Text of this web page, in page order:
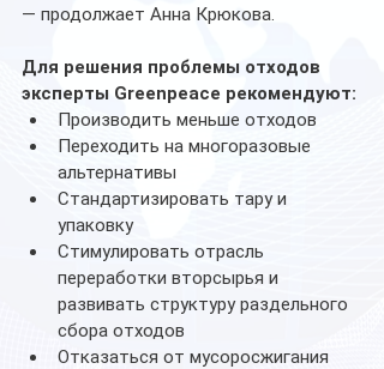
— продолжает Анна Крюкова.
Для решения проблемы отходов
эксперты Greenpeace рекомендуют:
Производить меньше отходов
Переходить на многоразовые
альтернативы
Стандартизировать тару и
упаковку
Стимулировать отрасль
переработки вторсырья и
развивать структуру раздельного
сбора отходов
Отказаться от мусоросжигания